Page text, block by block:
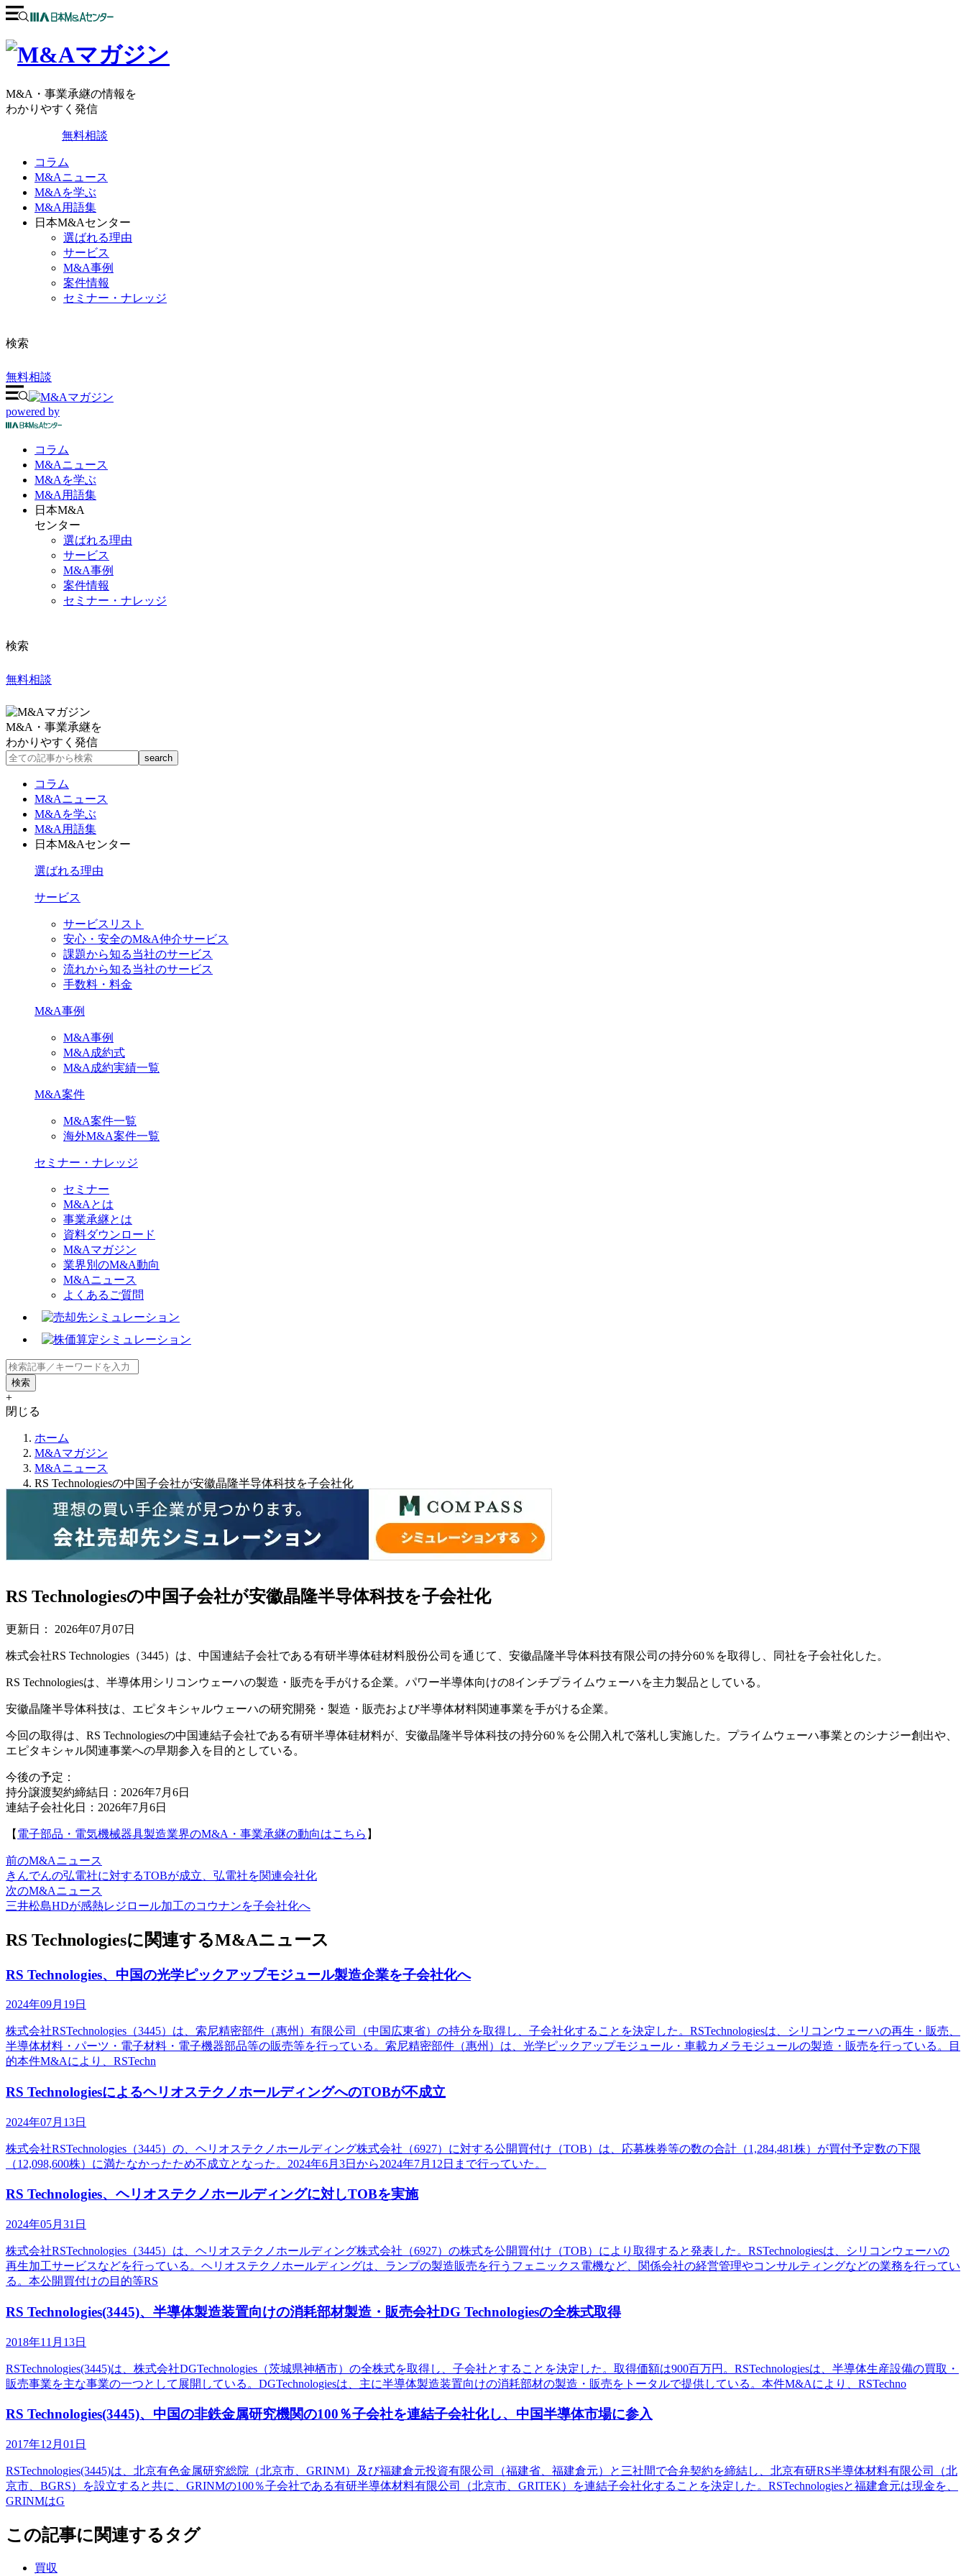
M&A・事業承継の情報を
わかりやすく発信
無料相談
コラム
M&Aニュース
M&Aを学ぶ
M&A用語集
日本M&Aセンター
選ばれる理由
サービス
M&A事例
案件情報
セミナー・ナレッジ
検索
無料相談
powered by
コラム
M&Aニュース
M&Aを学ぶ
M&A 用語集
日本M&A
センター
選ばれる理由
サービス
M&A事例
案件情報
セミナー・ナレッジ
検索
無料相談
M&A・事業承継を
わかりやすく発信
コラム
M&Aニュース
M&Aを学ぶ
M&A用語集
日本M&Aセンター
選ばれる理由
サービス
サービスリスト
安心・安全のM&A仲介サービス
課題から知る当社のサービス
流れから知る当社のサービス
手数料・料金
M&A事例
M&A事例
M&A成約式
M&A成約実績一覧
M&A案件
M&A案件一覧
海外M&A案件一覧
セミナー・ナレッジ
セミナー
M&Aとは
事業承継とは
資料ダウンロード
M&Aマガジン
業界別のM&A動向
M&Aニュース
よくあるご質問
+
閉じる
ホーム
M&Aマガジン
M&Aニュース
RS Technologiesの中国子会社が安徽晶隆半导体科技を子会社化
RS Technologiesの中国子会社が安徽晶隆半导体科技を子会社化
更新日： 2026年07月07日
株式会社RS Technologies（3445）は、中国連結子会社である有研半導体硅材料股份公司を通じて、安徽晶隆半导体科技有限公司の持分60％を取得し、同社を子会社化した。
RS Technologiesは、半導体用シリコンウェーハの製造・販売を手がける企業。パワー半導体向けの8インチプライムウェーハを主力製品としている。
安徽晶隆半导体科技は、エピタキシャルウェーハの研究開発・製造・販売および半導体材料関連事業を手がける企業。
今回の取得は、RS Technologiesの中国連結子会社である有研半導体硅材料が、安徽晶隆半导体科技の持分60％を公開入札で落札し実施した。プライムウェーハ事業とのシナジー創出や、
エピタキシャル関連事業への早期参入を目的としている。
今後の予定：
持分譲渡契約締結日：2026年7月6日
連結子会社化日：2026年7月6日
【 電子部品・電気機械器具製造業界のM&A・事業承継の動向はこちら 】
前のM&Aニュース
きんでんの弘電社に対するTOBが成立、弘電社を関連会社化
次のM&Aニュース
三井松島HDが感熱レジロール加工のコウナンを子会社化へ
RS Technologiesに関連するM&Aニュース
RS Technologies、中国の光学ピックアップモジュール製造企業を子会社化へ
2024年09月19日
株式会社RSTechnologies（3445）は、索尼精密部件（惠州）有限公司（中国広東省）の持分を取得し、子会社化することを決定した。RSTechnologiesは、シリコンウェーハの再生・販売、
半導体材料・パーツ・電子材料・電子機器部品等の販売等を行っている。索尼精密部件（惠州）は、光学ピックアップモジュール・車載カメラモジュールの製造・販売を行っている。目
的本件M&Aにより、RSTechn
RS TechnologiesによるヘリオステクノホールディングへのTOBが不成立
2024年07月13日
株式会社RSTechnologies（3445）の、ヘリオステクノホールディング株式会社（6927）に対する公開買付け（TOB）は、応募株券等の数の合計（1,284,481株）が買付予定数の下限
（12,098,600株）に満たなかったため不成立となった。2024年6月3日から2024年7月12日まで行っていた。
RS Technologies、ヘリオステクノホールディングに対しTOBを実施
2024年05月31日
株式会社RSTechnologies（3445）は、ヘリオステクノホールディング株式会社（6927）の株式を公開買付け（TOB）により取得すると発表した。RSTechnologiesは、シリコンウェーハの
再生加工サービスなどを行っている。ヘリオステクノホールディングは、ランプの製造販売を行うフェニックス電機など、関係会社の経営管理やコンサルティングなどの業務を行ってい
る。本公開買付けの目的等RS
RS Technologies(3445)、半導体製造装置向けの消耗部材製造・販売会社DG Technologiesの全株式取得
2018年11月13日
RSTechnologies(3445)は、株式会社DGTechnologies（茨城県神栖市）の全株式を取得し、子会社とすることを決定した。取得価額は900百万円。RSTechnologiesは、半導体生産設備の買取・
販売事業を主な事業の一つとして展開している。DGTechnologiesは、主に半導体製造装置向けの消耗部材の製造・販売をトータルで提供している。本件M&Aにより、RSTechno
RS Technologies(3445)、中国の非鉄金属研究機関の100％子会社を連結子会社化し、中国半導体市場に参入
2017年12月01日
RSTechnologies(3445)は、北京有色金属研究総院（北京市、GRINM）及び福建倉元投資有限公司（福建省、福建倉元）と三社間で合弁契約を締結し、北京有研RS半導体材料有限公司（北
京市、BGRS）を設立すると共に、GRINMの100％子会社である有研半導体材料有限公司（北京市、GRITEK）を連結子会社化することを決定した。RSTechnologiesと福建倉元は現金を、
GRINMはG
この記事に関連するタグ
買収